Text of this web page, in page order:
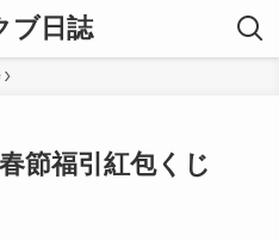
ブ日誌
節福引紅包くじ